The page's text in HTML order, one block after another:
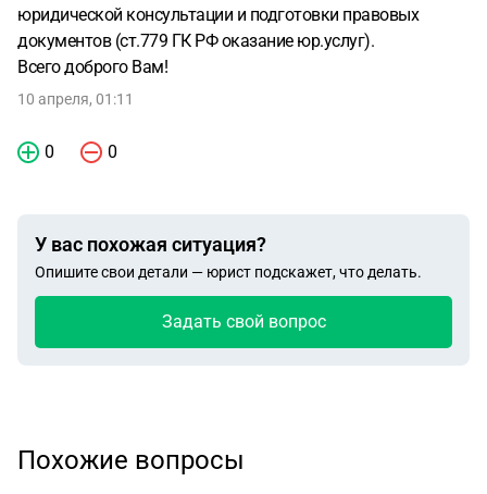
юридической консультации и подготовки правовых
документов (ст.779 ГК РФ оказание юр.услуг).
Всего доброго Вам!
10 апреля, 01:11
0 0
У вас похожая ситуация?
Опишите свои детали — юрист подскажет, что делать.
Задать свой вопрос
Похожие вопросы